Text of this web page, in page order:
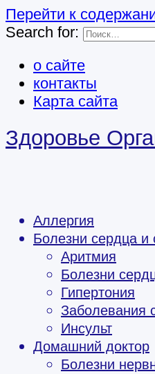
Перейти к
Search for:
о сайте
контакты
Карта сайта
Здоровье
Аллергия
Болезни сердца и
Аритмия
Болезни
Гипертония
Заболевания
Инсульт
Домашний доктор
Болезни